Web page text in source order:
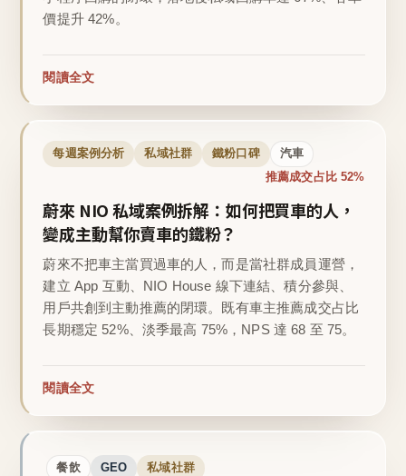
價提升 42%。
閱讀全文
每週案例分析 私域社群 鐵粉口碑 汽車
推薦成交占比 52%
蔚來 NIO 私域案例拆解：如何把買車的人，
變成主動幫你賣車的鐵粉？
蔚來不把車主當買過車的人，而是當社群成員運營，
建立 App 互動、NIO House 線下連結、積分參與、
用戶共創到主動推薦的閉環。既有車主推薦成交占比
長期穩定 52%、淡季最高 75%，NPS 達 68 至 75。
閱讀全文
餐飲 GEO 私域社群